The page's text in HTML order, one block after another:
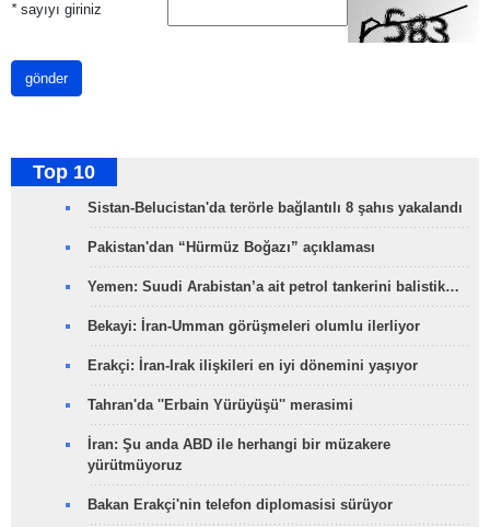
*sayıyı giriniz
gönder
Top 10
Sistan-Belucistan'da terörle bağlantılı 8 şahıs yakalandı
Pakistan'dan “Hürmüz Boğazı” açıklaması
Yemen: Suudi Arabistan’a ait petrol tankerini balistik…
Bekayi: İran-Umman görüşmeleri olumlu ilerliyor
Erakçi: İran-Irak ilişkileri en iyi dönemini yaşıyor
Tahran'da ''Erbain Yürüyüşü'' merasimi
İran: Şu anda ABD ile herhangi bir müzakere
yürütmüyoruz
Bakan Erakçi'nin telefon diplomasisi sürüyor